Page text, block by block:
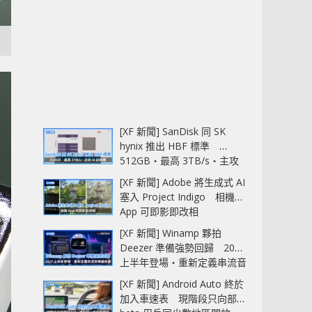
[XF 新聞] SanDisk 同 SK
hynix 推出 HBF 標準
512GB‧最高 3TB/s‧主攻
AI 記憶體
[XF 新聞] Adobe 將生成式 AI
塞入 Project Indigo 相機
App 可即影即改相
[XF 新聞] Winamp 夥拍
Deezer 準備強勢回歸 2027
上半年登場‧重新定義串流音
樂播放器
[XF 新聞] Android Auto 終於
加入車速表 現階段只向部分